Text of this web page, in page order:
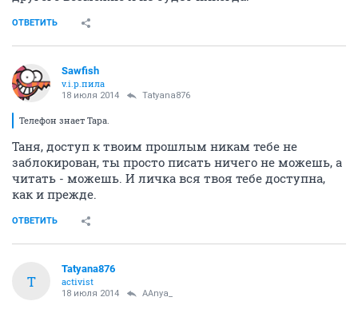
ОТВЕТИТЬ
Sawfish
v.i.p.пила
18 июля 2014 Tatyana876
Телефон знает Тара.
Таня, доступ к твоим прошлым никам тебе не
заблокирован, ты просто писать ничего не можешь, а
читать - можешь. И личка вся твоя тебе доступна,
как и прежде.
ОТВЕТИТЬ
T
Tatyana876
activist
18 июля 2014 AAnya_